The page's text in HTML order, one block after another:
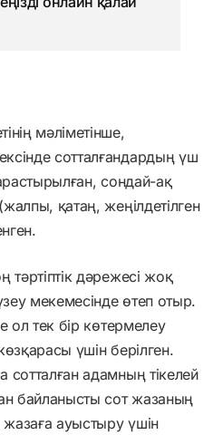
мәліметінше,
сотталғандардың үш
сондай-ақ
қатаң, жеңілдетілген
тәртіптік дәрежесі жоқ
мекемесінде өтеп отыр.
ол тек бір көтермелеу
үшін берілген.
адамның тікелей
байланысты сот жазаның
жазаға ауыстыру үшін